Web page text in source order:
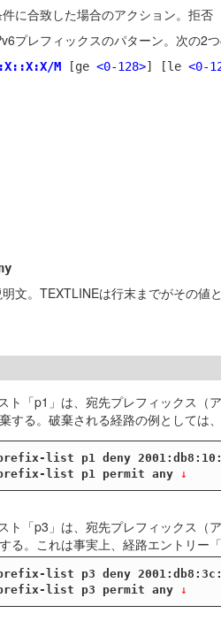
に合致した場合のアクション。拒
プレフィックスのパターン。次の2
M [ge <0-128>] [le <0-
文。TEXTLINEは行末までがその値
ト「p1」は、宛先プレフィックス
する。破棄される経路の例として
list p1 deny
list p1 permit any ↓
ト「p3」は、宛先プレフィックス
る。これは事実上、経路エントリ
list p3 deny
list p3 permit any ↓